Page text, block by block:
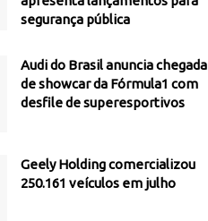
segurança pública
Audi do Brasil anuncia chegada
de showcar da Fórmula1 com
desfile de superesportivos
Geely Holding comercializou
250.161 veículos em julho